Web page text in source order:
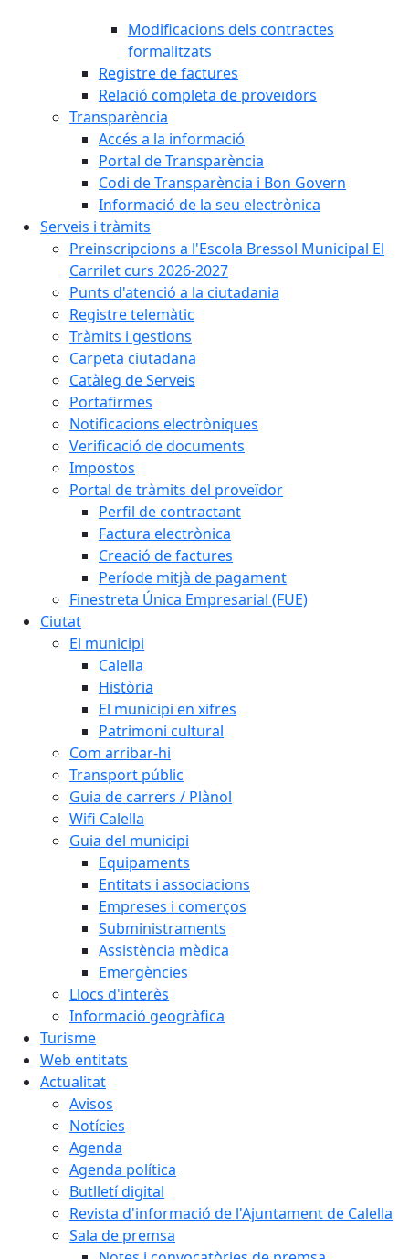
Modificacions dels contractes
formalitzats
Registre de factures
Relació completa de proveïdors
Transparència
Accés a la informació
Portal de Transparència
Codi de Transparència i Bon Govern
Informació de la seu electrònica
Serveis i tràmits
Preinscripcions a l'Escola Bressol Municipal El
Carrilet curs 2026-2027
Punts d'atenció a la ciutadania
Registre telemàtic
Tràmits i gestions
Carpeta ciutadana
Catàleg de Serveis
Portafirmes
Notificacions electròniques
Verificació de documents
Impostos
Portal de tràmits del proveïdor
Perfil de contractant
Factura electrònica
Creació de factures
Període mitjà de pagament
Finestreta Única Empresarial (FUE)
Ciutat
El municipi
Calella
Història
El municipi en xifres
Patrimoni cultural
Com arribar-hi
Transport públic
Guia de carrers / Plànol
Wifi Calella
Guia del municipi
Equipaments
Entitats i associacions
Empreses i comerços
Subministraments
Assistència mèdica
Emergències
Llocs d'interès
Informació geogràfica
Turisme
Web entitats
Actualitat
Avisos
Notícies
Agenda
Agenda política
Butlletí digital
Revista d'informació de l'Ajuntament de Calella
Sala de premsa